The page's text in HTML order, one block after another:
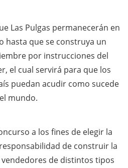
Las Pulgas permanecerán en
hasta que se construya un
por instrucciones del
el cual servirá para que los
puedan acudir como sucede
mundo.
a los fines de elegir la
de construir la
de distintos tipos